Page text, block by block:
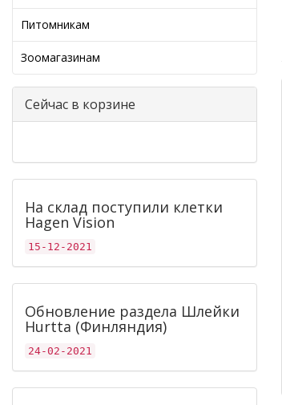
Питомникам
Зоомагазинам
Сейчас в корзине
На склад поступили клетки
Hagen Vision
15-12-2021
Обновление раздела Шлейки
Hurtta (Финляндия)
24-02-2021